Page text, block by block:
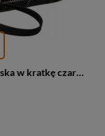
Kosmetyczka podróżna damska w kratkę czarna - Rovicky KOS-35